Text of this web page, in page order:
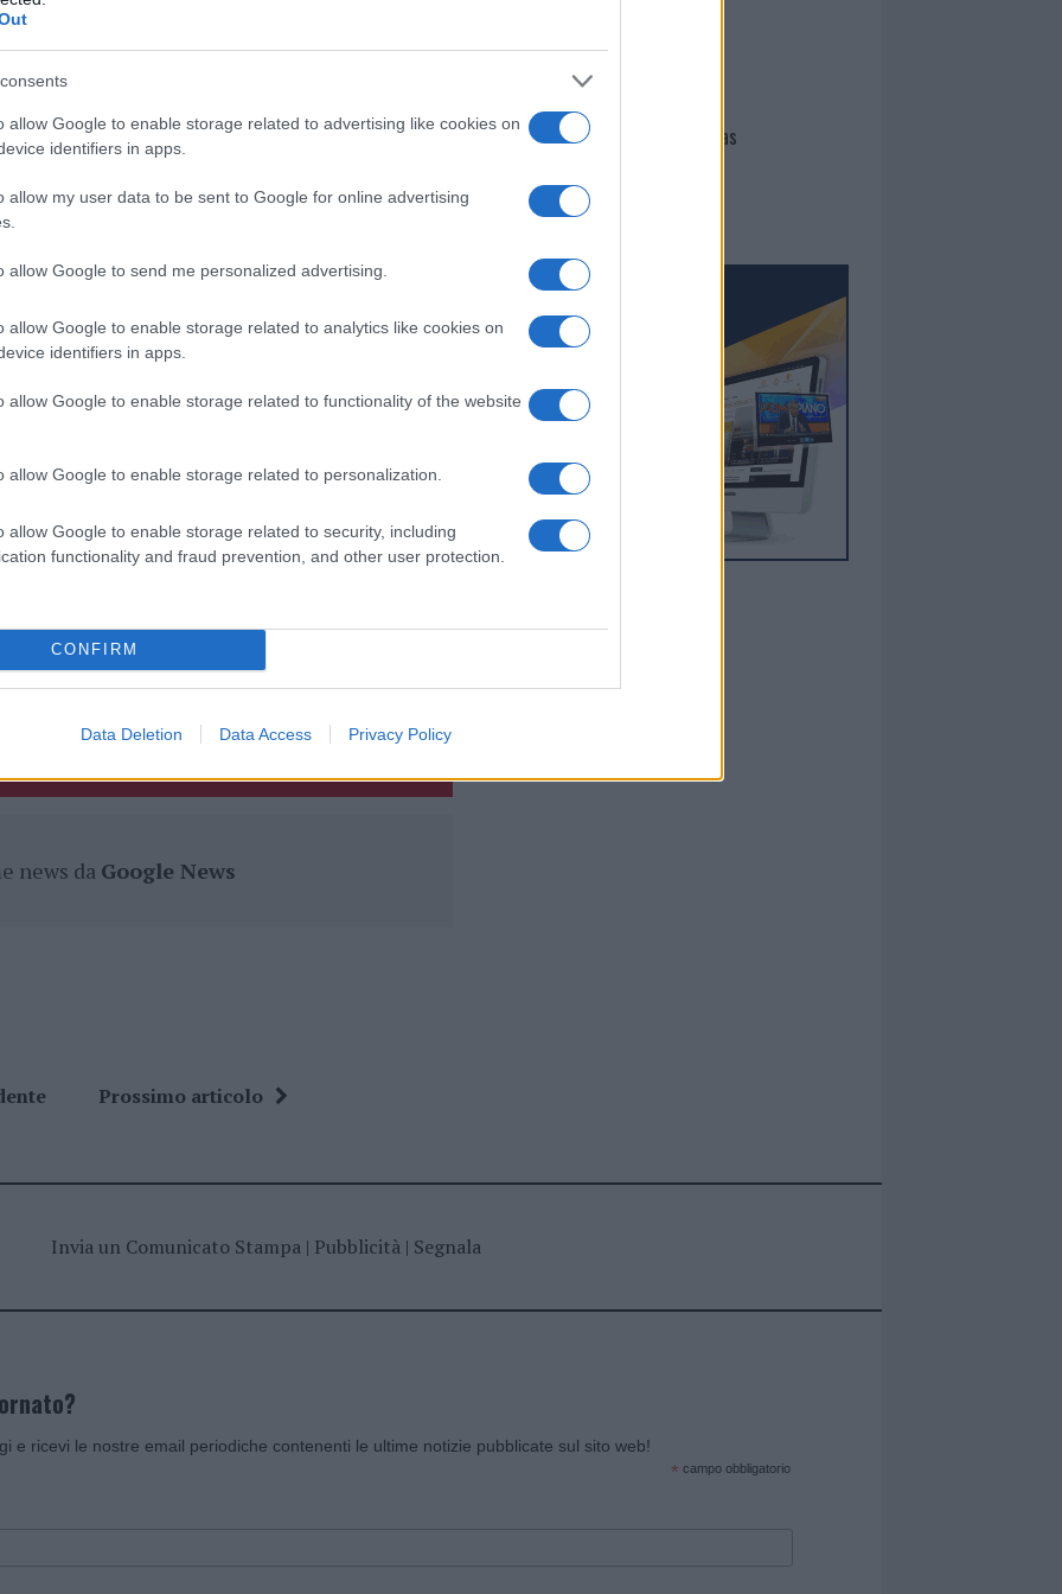
allow Google to enable storage related to advertising like cookies on
identifiers in apps.
allow my user data to be sent to Google for online advertising
allow Google to send me personalized advertising.
allow Google to enable storage related to analytics like cookies on
identifiers in apps.
allow Google to enable storage related to functionality of the website
allow Google to enable storage related to personalization.
allow Google to enable storage related to security, including
functionality and fraud prevention, and other user protection.
CONFIRM
Data Deletion Data Access Privacy Policy
nella sezione
di GalluraOggi.it
i tuoi video e le tue foto
+39 345 356 7512
news da Google News
Prossimo articolo
Giovannimaria Cabras
Invia un Comunicato Stampa| Pubblicità| Segnala
e ricevi le nostre email periodiche contenenti le ultime notizie pubblicate sul sito web!
* campo obbligatorio